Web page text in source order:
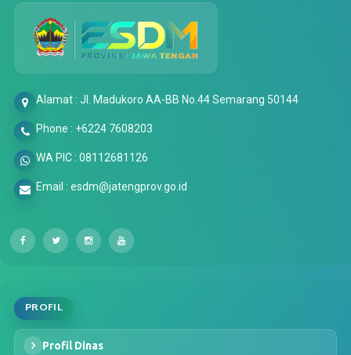
Alamat : Jl. Madukoro AA-BB No.44 Semarang 50144
Phone : +6224 7608203
WA PIC : 08112681126
Email : esdm@jatengprov.go.id
PROFIL
Profil Dinas